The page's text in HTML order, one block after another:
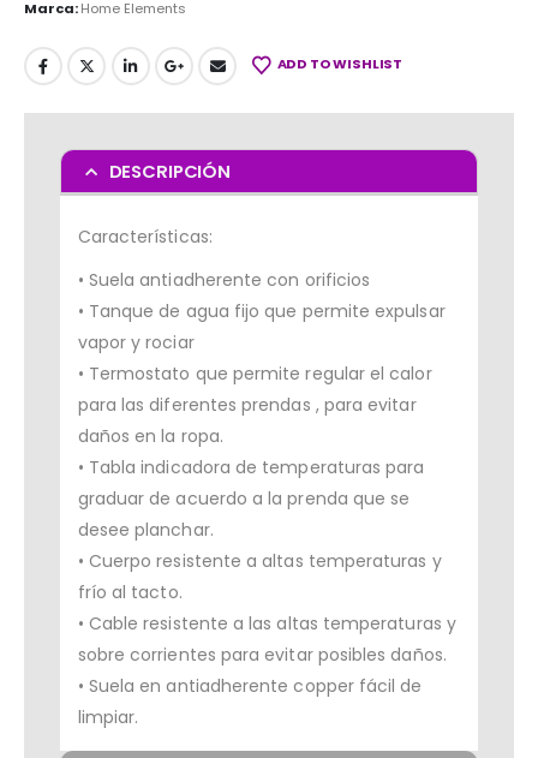
Marca:Home Elements
ADD TO WISHLIST
DESCRIPCIÓN
Características:
• Suela antiadherente con orificios
• Tanque de agua fijo que permite expulsar
vapor y rociar
• Termostato que permite regular el calor
para las diferentes prendas , para evitar
daños en la ropa.
• Tabla indicadora de temperaturas para
graduar de acuerdo a la prenda que se
desee planchar.
• Cuerpo resistente a altas temperaturas y
frío al tacto.
• Cable resistente a las altas temperaturas y
sobre corrientes para evitar posibles daños.
• Suela en antiadherente copper fácil de
limpiar.